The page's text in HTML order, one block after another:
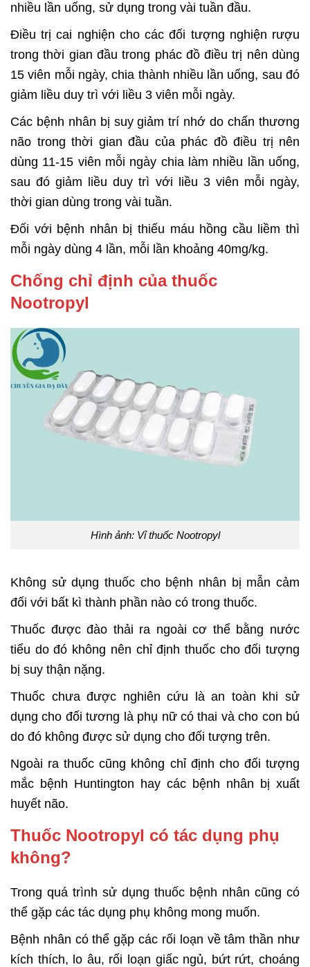
nhiều lần uống, sử dụng trong vài tuần đầu.
Điều trị cai nghiện cho các đối tượng nghiện rượu
trong thời gian đầu trong phác đồ điều trị nên dùng
15 viên mỗi ngày, chia thành nhiều lần uống, sau đó
giảm liều duy trì với liều 3 viên mỗi ngày.
Các bệnh nhân bị suy giảm trí nhớ do chấn thương
não trong thời gian đầu của phác đồ điều trị nên
dùng 11-15 viên mỗi ngày chia làm nhiều lần uống,
sau đó giảm liều duy trì với liều 3 viên mỗi ngày,
thời gian dùng trong vài tuần.
Đối với bệnh nhân bị thiếu máu hồng cầu liềm thì
mỗi ngày dùng 4 lần, mỗi lần khoảng 40mg/kg.
Chống chỉ định của thuốc
Nootropyl
Hình ảnh: Vỉ thuốc Nootropyl
Không sử dụng thuốc cho bệnh nhân bị mẫn cảm
đối với bất kì thành phần nào có trong thuốc.
Thuốc được đào thải ra ngoài cơ thể bằng nước
tiểu do đó không nên chỉ định thuốc cho đối tượng
bị suy thận nặng.
Thuốc chưa được nghiên cứu là an toàn khi sử
dụng cho đối tương là phụ nữ có thai và cho con bú
do đó không được sử dụng cho đối tượng trên.
Ngoài ra thuốc cũng không chỉ định cho đối tượng
mắc bệnh Huntington hay các bệnh nhân bị xuất
huyết não.
Thuốc Nootropyl có tác dụng phụ
không?
Trong quá trình sử dụng thuốc bệnh nhân cũng có
thể gặp các tác dụng phụ không mong muốn.
Bệnh nhân có thể gặp các rối loạn về tâm thần như
kích thích, lo âu, rối loạn giấc ngủ, bứt rứt, choáng